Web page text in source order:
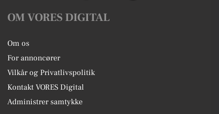
OM VORES DIGITAL
Om os
For annoncører
Vilkår og Privatlivspolitik
Kontakt VORES Digital
Administrer samtykke